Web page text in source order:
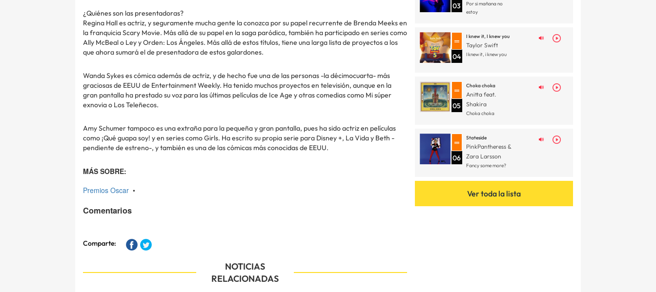
¿Quiénes son las presentadoras?
Regina Hall es actriz, y seguramente mucha gente la conozca por su papel recurrente de Brenda Meeks en
la franquicia Scary Movie. Más allá de su papel en la saga paródica, también ha participado en series como
Ally McBeal o Ley y Orden: Los Ángeles. Más allá de estos títulos, tiene una larga lista de proyectos a los
que ahora sumará el de presentadora de estos galardones.
Wanda Sykes es cómica además de actriz, y de hecho fue una de las personas -la décimocuarta- más
graciosas de EEUU de Entertainment Weekly. Ha tenido muchos proyectos en televisión, aunque en la
gran pantalla ha prestado su voz para las últimas películas de Ice Age y otras comedias como Mi súper
exnovia o Los Teleñecos.
Amy Schumer tampoco es una extraña para la pequeña y gran pantalla, pues ha sido actriz en películas
como ¡Qué guapa soy! y en series como Girls. Ha escrito su propia serie para Disney +, La Vida y Beth -
pendiente de estreno-, y también es una de las cómicas más conocidas de EEUU.
MÁS SOBRE:
Premios Oscar •
Comentarios
Comparte:
NOTICIAS
RELACIONADAS
03
Por si mañana no
estoy
04
I knew it, I knew you
Taylor Swift
I knew it, i knew you
05
Choka choka
Anitta feat.
Shakira
Choka choka
06
Stateside
PinkPantheress &
Zara Larsson
Fancy some more?
Ver toda la lista